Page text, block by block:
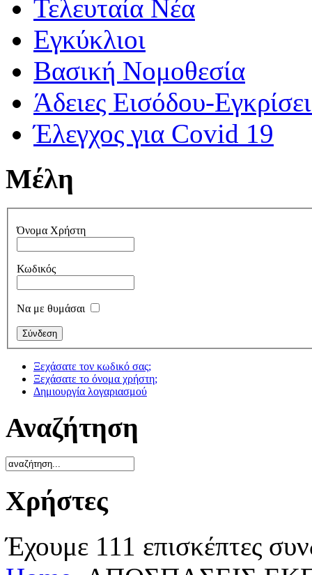
Τελευταία Νέα
Εγκύκλιοι
Βασική Νομοθεσία
Άδειες Εισόδου-
Έλεγχος για Covid 19
Μέλη
Όνομα Χρήστη
Κωδικός
Να με θυμάσαι
Ξεχάσατε τον κωδικό σας;
Ξεχάσατε το όνομα χρήστη;
Δημιουργία λογαριασμού
Αναζήτηση
Χρήστες
Έχουμε 111 επισκέπτες